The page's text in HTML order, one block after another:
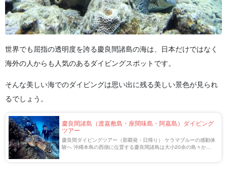
世界でも屈指の透明度を誇る慶良間諸島の海は、日本だけではなく
海外の人からも人気のあるダイビングスポットです。
そんな美しい海でのダイビングは思い出に残る美しい景色が見られ
るでしょう。
慶良間諸島（渡嘉敷島・座間味島・阿嘉島）ダイビング
ツアー
慶良間ダイビングツアー（那覇発・日帰り） ケラマブルーの感動体
験へ 沖縄本島の西側に位置する慶良間諸島は大小20余の島々から